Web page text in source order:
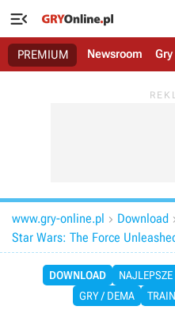

PREMIUM Newsroom Gry
www.gry-online.pl  Download
Star Wars: The Force
DOWNLOAD NAJLEPSZE
GRY / DEMA